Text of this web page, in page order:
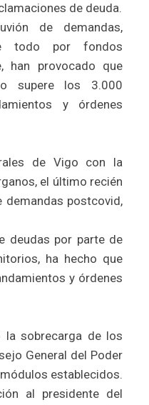
de deuda.
de demandas,
todo por fondos
han provocado que
supere los 3.000
y órdenes
de Vigo con la
el último recién
demandas postcovid,
deudas por parte de
ha hecho que
y órdenes
la sobrecarga de los
General del Poder
establecidos.
al presidente del